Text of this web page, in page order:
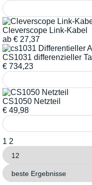
Cleverscope Link-Kabel
ab € 27,37
CS1031 differenzieller
€ 734,23
CS1050 Netzteil
€ 49,98
1 2